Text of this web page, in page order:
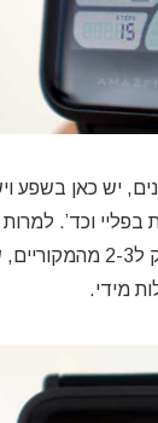
יש כאן בשפע
בפליי וכד’.
להניח שכמוני, תתחברו
מידי.